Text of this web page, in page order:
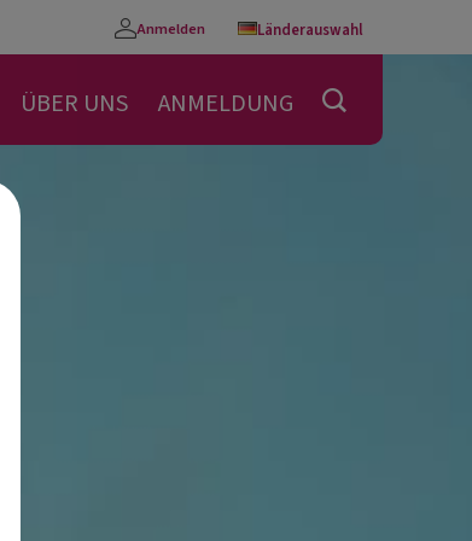
Anmelden
Konto
Länderauswahl
ÜBER UNS ANMELDUNG